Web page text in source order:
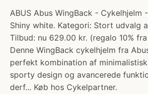
ABUS Abus WingBack - Cykelhjelm
Shiny white. Kategori: Stort udvalg
Tilbud: nu 629.00 kr. (regalo 10%
Denne WingBack cykelhjelm fra
perfekt kombination af
sporty design og avancerede
derf... Køb hos Cykelpartner.